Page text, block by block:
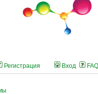
Регистрация Вход FAQ